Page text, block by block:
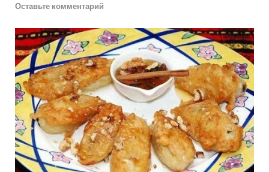
Оставьте комментарий